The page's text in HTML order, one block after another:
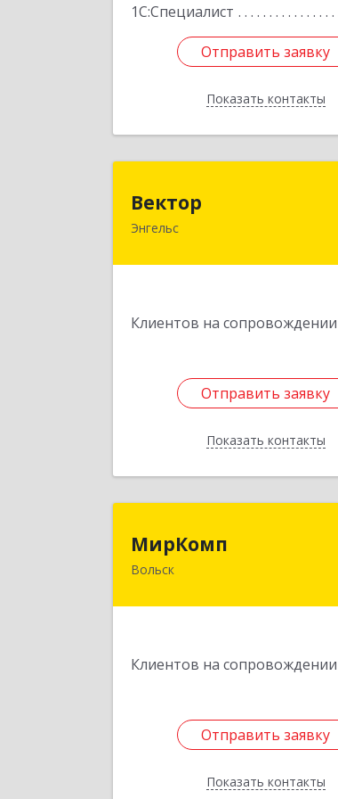
1С:Специалист
Отправить заявку
Показать контакты
Отправить заявку
Назад
Вектор
Энгельс
Клиентов на сопровождении
Отправить заявку
Показать контакты
413107, Саратовская обл,
Отправить заявку
Назад
МирКомп
Вольск
Клиентов на сопровождении
Отправить заявку
Показать контакты
412900, Саратовская обл,
Отправить заявку
Назад